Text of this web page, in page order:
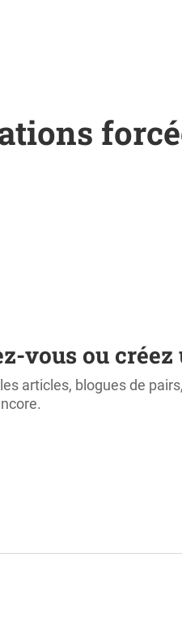
vous ou
articles, blogues de